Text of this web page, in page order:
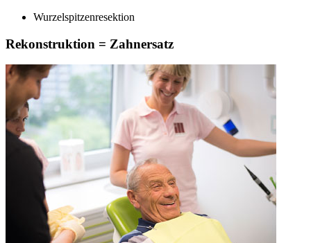
Wurzelspitzenresektion
Rekonstruktion = Zahnersatz